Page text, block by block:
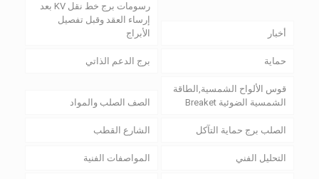
أخبار
رسومات برج خط نقل KV بعد
إرساء العقد وقبل تفصيل
الأبراج
حماية برج الدعم الذاتي
قوس الألواح الشمسية,الطاقة
الشمسية الضوئية Breaket
الصف الصلب والمواد
الصلب برج حماية التآكل الشارع القطب
التحليل الفني المواصفات الفنية